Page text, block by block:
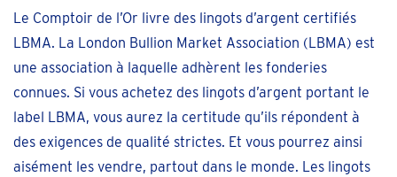
Le Comptoir de l’Or livre des lingots d’argent certifiés
LBMA. La London Bullion Market Association (LBMA) est
une association à laquelle adhèrent les fonderies
connues. Si vous achetez des lingots d’argent portant le
label LBMA, vous aurez la certitude qu’ils répondent à
des exigences de qualité strictes. Et vous pourrez ainsi
aisément les vendre, partout dans le monde. Les lingots